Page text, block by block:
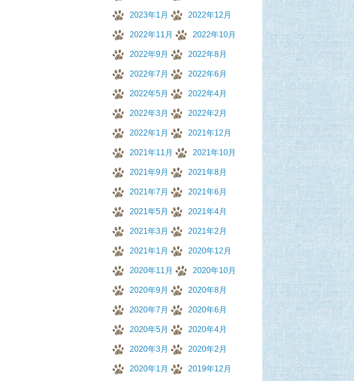
2023年1月 2022年12月
2022年11月 2022年10月
2022年9月 2022年8月
2022年7月 2022年6月
2022年5月 2022年4月
2022年3月 2022年2月
2022年1月 2021年12月
2021年11月 2021年10月
2021年9月 2021年8月
2021年7月 2021年6月
2021年5月 2021年4月
2021年3月 2021年2月
2021年1月 2020年12月
2020年11月 2020年10月
2020年9月 2020年8月
2020年7月 2020年6月
2020年5月 2020年4月
2020年3月 2020年2月
2020年1月 2019年12月